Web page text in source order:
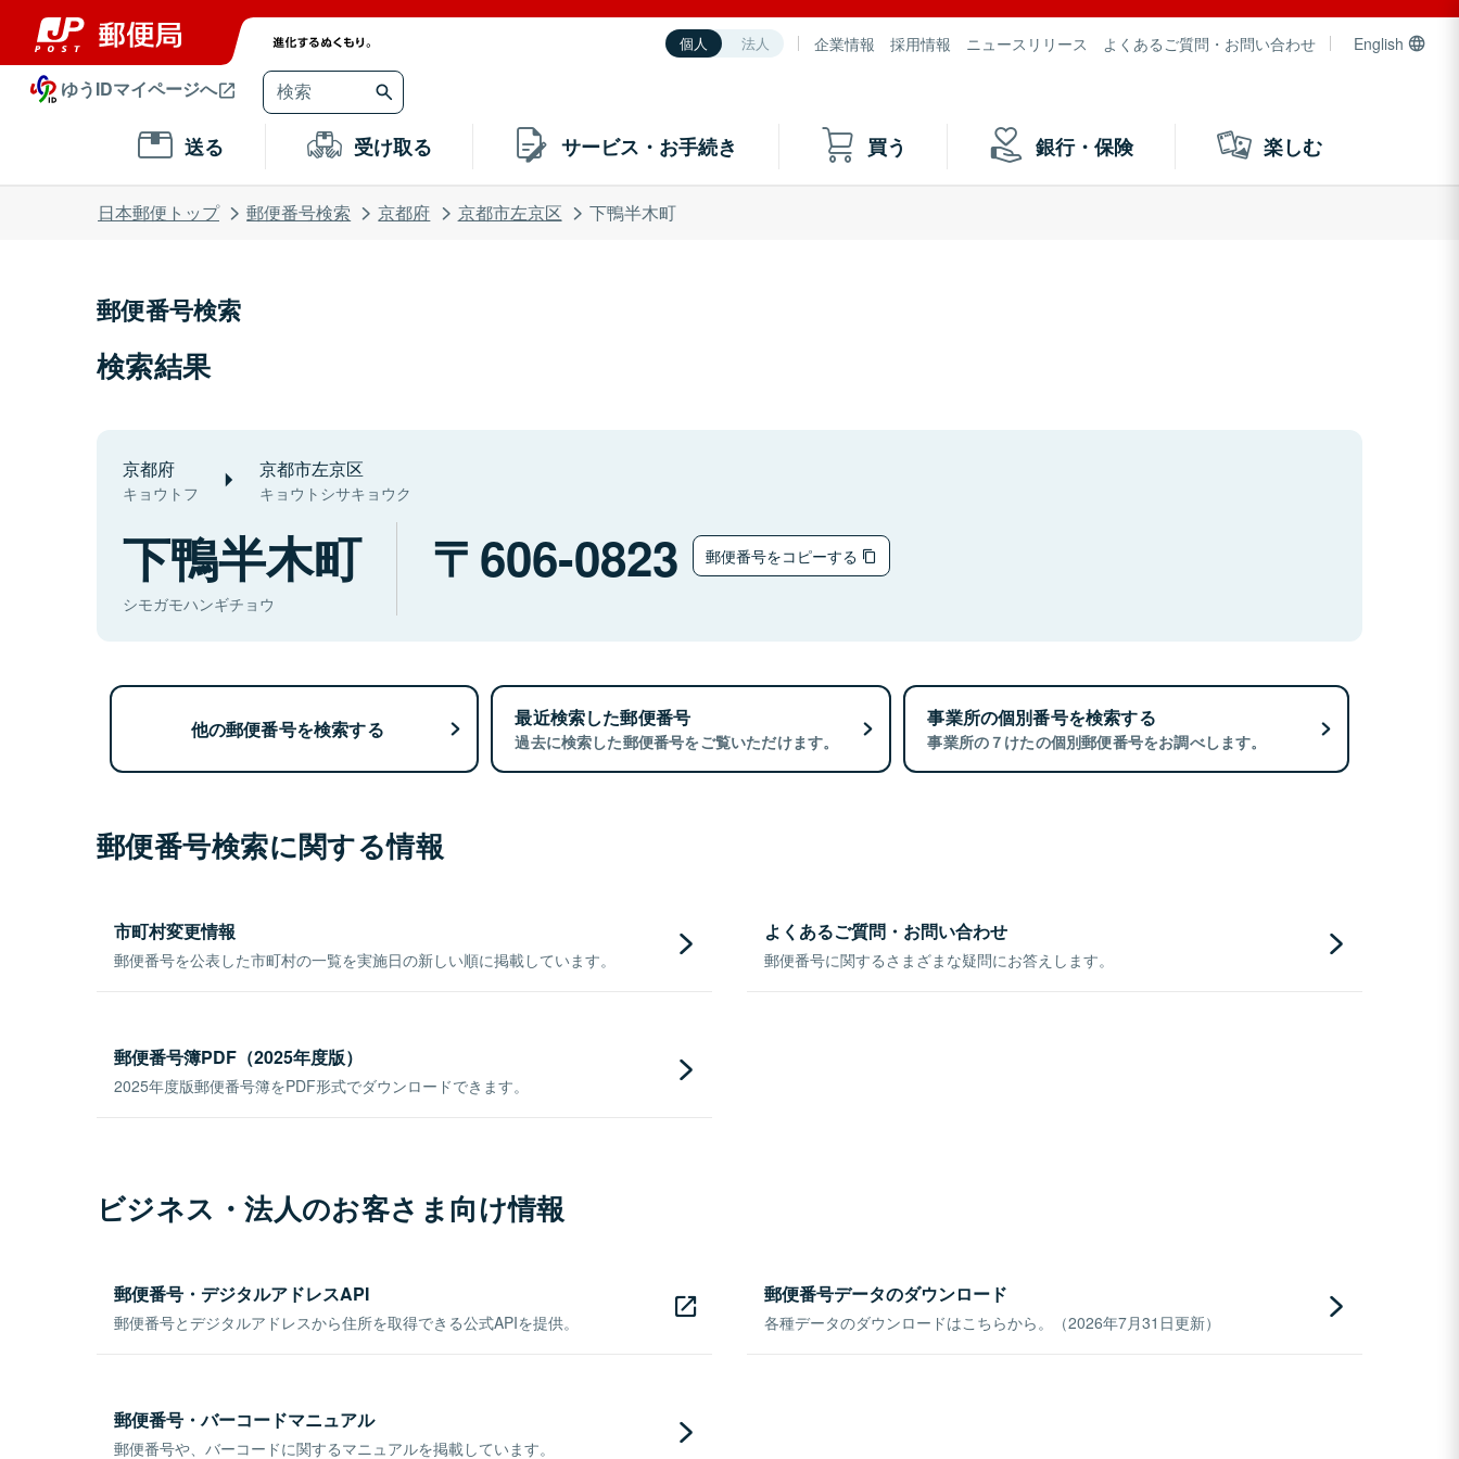
個人 法人 企業情報 採用情報 ニュースリリース よくあるご質問・お問い合わせ English
ゆうIDマイページへ
送る 受け取る サービス・お手続き 買う 銀行・保険 楽しむ
日本郵便トップ 郵便番号検索 京都府 京都市左京区 下鴨半木町
郵便番号検索
検索結果
京都府
キョウトフ
京都市左京区
キョウトシサキョウク
下鴨半木町
シモガモハンギチョウ
606-0823 郵便番号をコピーする
他の郵便番号を検索する 最近検索した郵便番号
過去に検索した郵便番号をご覧いただけます。
事業所の個別番号を検索する
事業所の７けたの個別郵便番号をお調べします。
郵便番号検索に関する情報
市町村変更情報
郵便番号を公表した市町村の一覧を実施日の新しい順に掲載しています。
よくあるご質問・お問い合わせ
郵便番号に関するさまざまな疑問にお答えします。
郵便番号簿PDF（2025年度版）
2025年度版郵便番号簿をPDF形式でダウンロードできます。
ビジネス・法人のお客さま向け情報
郵便番号・デジタルアドレスAPI
郵便番号とデジタルアドレスから住所を取得できる公式APIを提供。
郵便番号データのダウンロード
各種データのダウンロードはこちらから。（2026年7月31日更新）
郵便番号・バーコードマニュアル
郵便番号や、バーコードに関するマニュアルを掲載しています。